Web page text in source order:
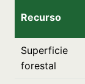
Recurso
Superficie
forestal